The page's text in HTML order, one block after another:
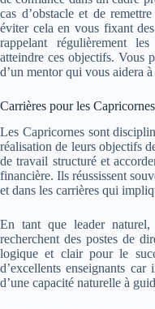
cas d’obstacle et de
éviter cela en vous fixant
rappelant régulièrement
atteindre ces objectifs. Vous
d’un mentor qui vous aidera
Carrières pour les Capricornes
Les Capricornes sont
réalisation de leurs objectifs
de travail structuré et
financière. Ils réussissent
et dans les carrières qui
En tant que leader
recherchent des postes de
logique et clair pour le
d’excellents enseignants
d’une capacité naturelle à